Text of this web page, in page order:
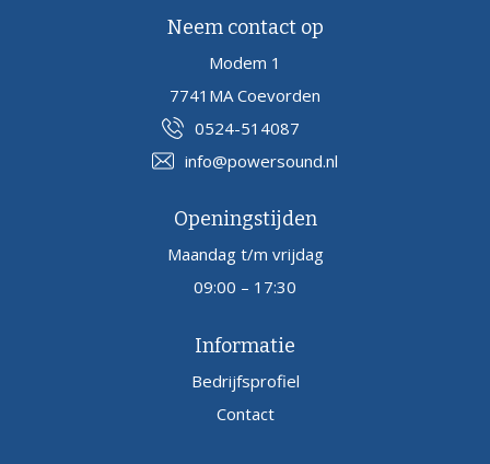
Neem contact op
Modem 1
7741MA Coevorden
0524-514087
info@powersound.nl
Openingstijden
Maandag t/m vrijdag
09:00 – 17:30
Informatie
Bedrijfsprofiel
Contact